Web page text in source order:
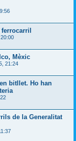
Mèxic
21:24
bitllet. Ho han
de la Generalitat